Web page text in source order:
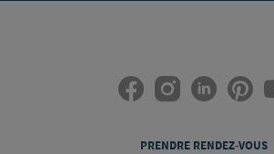
PRENDRE RENDEZ-VOUS